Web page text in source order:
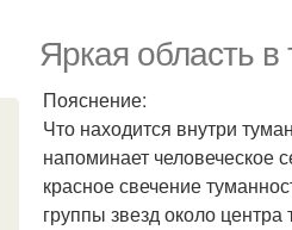
Яркая область в
Пояснение:
Что находится внутри
напоминает человеческое
красное свечение
группы звезд около центра